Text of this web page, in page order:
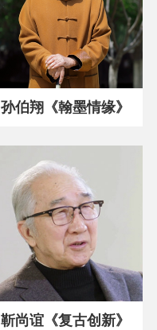
孙伯翔《翰墨情缘》
靳尚谊《复古创新》